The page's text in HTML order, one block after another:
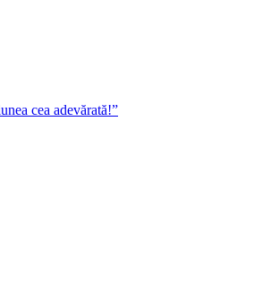
cea adevărată!”